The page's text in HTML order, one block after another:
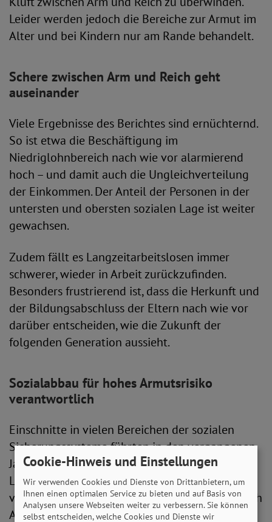
Leider werden jedoch die Bereiche zur Armut im
Alter und bei Kindern nur am Rande behandelt.
Schere zwischen Arm und Reich geht
auseinander
Viele Ergebnisse des Berichtes sind ernüchternd.
So ist etwa die Beschäftigung im
Niedriglohnbereich nach wie vor alarmierend
hoch – und damit auch die Ungleichverteilung
der Einkommen. Der Anteil der Personen in der
untersten und obersten sozialen Lage ist weiter
gewachsen.
Zudem fällt es Langzeitarbeitslosen immer
schwerer, wieder in Arbeit zurückzufinden.
Besonders frustrierend ist, dass die Herkunft und
der Bildungsabschluss der Eltern nach wie vor
darüber entscheiden, wie die Zukunft der
folgenden Generation aussieht.
Sozialabbau für hohes Armutsrisiko
verantwortlich
Einschnitte in vielen Bereichen der sozialen
Sicherungssysteme führten in den vergangenen
Jahrzehnten zu erheblichen Kürzungen von
Leistungen. Der massive Sozialabbau wurde für
viele Menschen zu einer bitteren Erfahrung. Nach
Auffassung des SoVD liegt hier die wesentliche
Cookie-Hinweis und Einstellungen
Wir verwenden Cookies und Dienste von Drittanbietern, um
Ihnen einen optimalen Service zu bieten und auf Basis von
Analysen unsere Webseiten weiter zu verbessern. Sie können
selbst entscheiden, welche Cookies und Dienste wir